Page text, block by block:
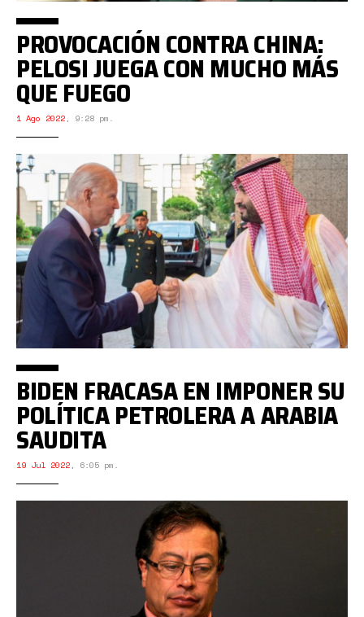
PROVOCACIÓN CONTRA CHINA:
PELOSI JUEGA CON MUCHO MÁS
QUE FUEGO
1 Ago 2022, 9:28 pm.
BIDEN FRACASA EN IMPONER SU
POLÍTICA PETROLERA A ARABIA
SAUDITA
19 Jul 2022, 6:05 pm.